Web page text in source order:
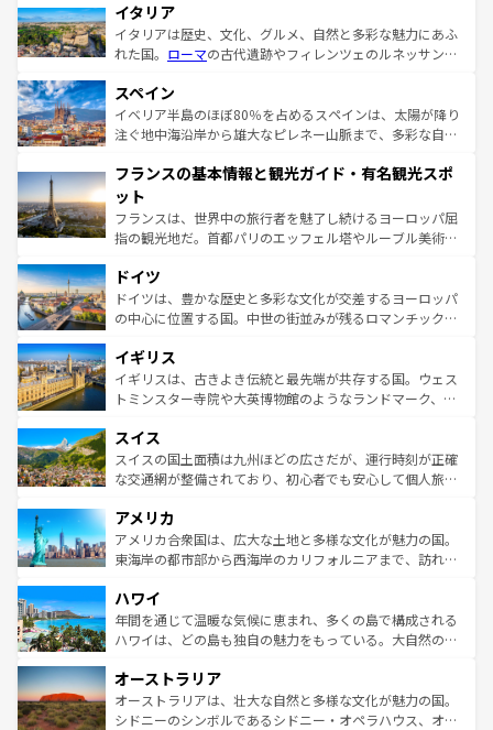
イタリア
イタリアは歴史、文化、グルメ、自然と多彩な魅力にあふ
れた国。 ローマの古代遺跡やフィレンツェのルネッサンス
ろん、トスカーナの美しい田園風景やアマルフィ海岸の絶
景など、自然景観も見逃せない。観光の合間には、本場の
ピザやパスタなど、絶品のイタリア料理を堪能することも
ませてくれるイタリアで、忘れられない旅をしてみよう！
なお、新着のイタリア情報は
しい。
スペイン
イベリア半島のほぼ80％を占めるスペインは、太陽が降り
注ぐ地中海沿岸から雄大なピレネー山脈まで、多彩な自然
文化が根付くこの国では、情熱的なフラメンコ、熱気あふ
れる闘牛、そして美味しいタパスが生活の一部となってい
る。首都マドリードの洗練された雰囲気や、バルセロナの
アートに溢れた街角から、地方では古代ローマ遺跡や中世
せる。地方によって風土や気候が異なるスペインはその個
性で訪れる人を魅了する。 なお、新着のスペイン情報は コ
ンテンツ一覧を参照してほしい。
フランスの基本情報と観光ガイド・有名観光スポ
ット
フランスは、世界中の旅行者を魅了し続けるヨーロッパ屈
指の観光地だ。首都パリのエッフェル塔やルーブル美術館
で、幅広い魅力が詰まっている。華麗な宮殿、歴史的な大
聖堂、美しいビーチ、そして豊かな自然が、訪れる者を心
から魅了する。また、フランスは美食の国としても知ら
いる。シャンパンの発祥地であるランス、プロヴァンスの
香り高いラベンダー畑など、多彩な楽しみ方が可能だ。さ
らに、パリ以外の地域にも魅力が溢れており、どの街角に
れる地方に足を運ぶとそれぞれで全く異なる文化を体験で
きるだろう。 なお、新着のフランス情報はコンテンツ一覧
を参照してほしい。
ドイツ
ドイツは、豊かな歴史と多彩な文化が交差するヨーロッパ
の中心に位置する国。中世の街並みが残るロマンチック街
顔を持つこの国は、どこを歩いても飽きることがない。ベ
ルリンの文化的活気、バイエルン州のアルプスの絶景、そ
してライン川沿いのワイン畑といった風景は必見。ビール
は、お酒好きな人にはぜひ体験してほしい。 なお、新着の
ドイツ情報はコンテンツ一覧を参照してほしい。
イギリス
イギリスは、古きよき伝統と最先端が共存する国。ウェス
トミンスター寺院や大英博物館のようなランドマーク、歴
リアごとに異なる魅力がある。また、優雅なアフタヌーン
ティー、ビール好きにはたまらない英国パブ、サッカー観
戦など、本場だからこそできる体験も豊富。イギリスを旅
ンツ一覧を参照してほしい。
スイス
スイスの国土面積は九州ほどの広さだが、運行時刻が正確
な交通網が整備されており、初心者でも安心して個人旅行
の建物がそのまま残る町や、スイスならではのユニークな
博物館もあり、アルプス観光だけでなく町歩きも満喫する
ことができる。国民の所得が高いため物価も高いが、旅行
ば市内交通費無料で観光を楽しむこともできる。 なお、新
着のスイス情報はコンテンツ一覧 を参照してほしい。
アメリカ
アメリカ合衆国は、広大な土地と多様な文化が魅力の国。
東海岸の都市部から西海岸のカリフォルニアまで、訪れる
のような巨大都市は、観光、ショッピング、エンターテイ
ンメントが詰まった刺激的なスポットだ。一方、アメリカ
西部には大自然が広がり、グランドキャニオンやイエロー
部のニューオーリンズでは、音楽と美食が融合した独特の
文化が魅力。旅行者はアメリカの各地域で異なる魅力を楽
しみながら、その多様性と豊かな歴史を感じることができ
ハワイ
年間を通じて温暖な気候に恵まれ、多くの島で構成される
ハワイは、どの島も独自の魅力をもっている。大自然の神
ワイ島は見逃せない。また、定番の観光地といえばオアフ
島だが、静かな自然を求めるならマウイ島やカウアイ島が
おすすめ。エメラルドグリーンに輝く海をはじめ、豊かな
オーストラリア
オーストラリアは、壮大な自然と多様な文化が魅力の国。
シドニーのシンボルであるシドニー・オペラハウス、オー